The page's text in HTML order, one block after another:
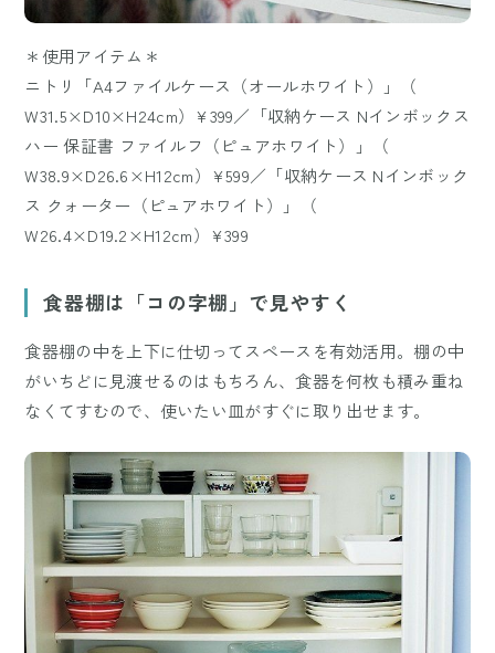
＊使用アイテム＊
ニトリ「A4ファイルケース（オールホワイト）」（
W31.5×D10×H24cm）¥399／「収納ケース Nインボックス
ハー 保証書 ファイルフ（ピュアホワイト）」（
W38.9×D26.6×H12cm）¥599／「収納ケース Nインボック
ス クォーター（ピュアホワイト）」（
W26.4×D19.2×H12cm）¥399
食器棚は「コの字棚」で見やすく
食器棚の中を上下に仕切ってスペースを有効活用。棚の中
がいちどに見渡せるのはもちろん、食器を何枚も積み重ね
なくてすむので、使いたい皿がすぐに取り出せます。